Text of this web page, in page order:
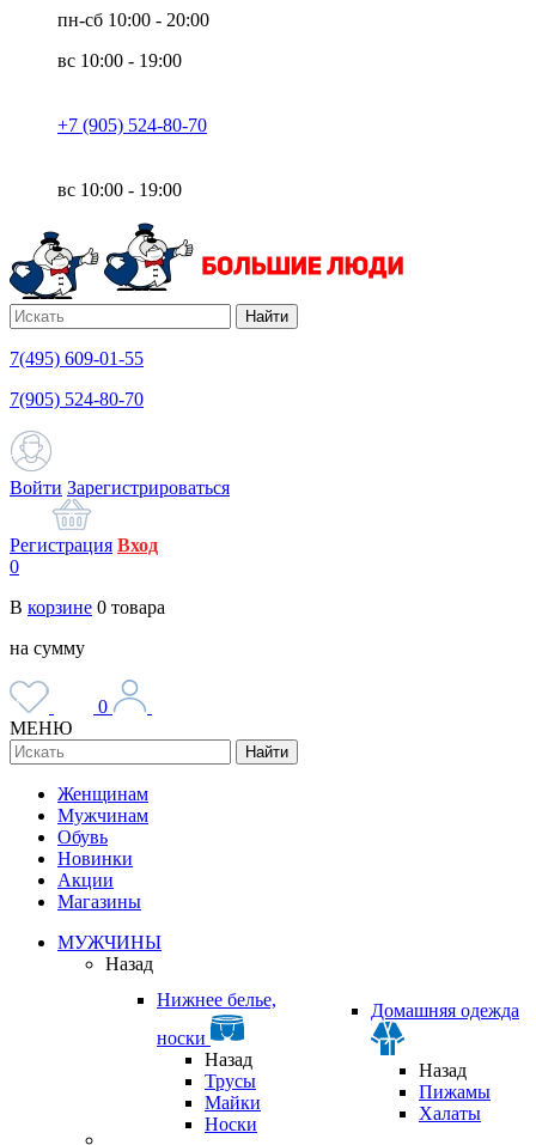
пн-сб 10:00 - 20:00
вс 10:00 - 19:00
+7 (905) 524-80-70
вс 10:00 - 19:00
Найти
7(495) 609-01-55
7(905) 524-80-70
Войти Зарегистрироваться
Регистрация Вход
0
В корзине 0 товара
на сумму
0
МЕНЮ
Найти
Женщинам
Мужчинам
Обувь
Новинки
Акции
Магазины
МУЖЧИНЫ
Назад
Нижнее белье,
носки
Назад
Трусы
Майки
Носки
Домашняя одежда
Назад
Пижамы
Халаты